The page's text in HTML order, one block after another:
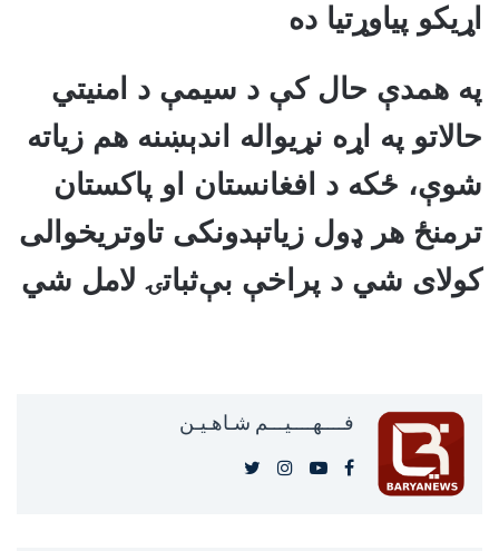
اړیکو پیاوړتیا ده
په همدې حال کې د سیمې د امنیتي
حالاتو په اړه نړیواله اندېښنه هم زیاته
شوې، ځکه د افغانستان او پاکستان
ترمنځ هر ډول زیاتېدونکی تاوتریخوالی
کولای شي د پراخې بې‌ثباتۍ لامل شي
فــــهــــيـــم شـاهـیـن‎‎